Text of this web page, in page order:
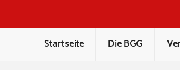
Startseite Die BGG